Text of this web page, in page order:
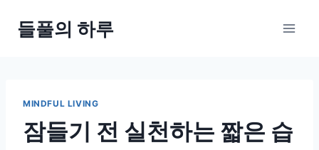
들풀의 하루
MINDFUL LIVING
잠들기 전 실천하는 짧은 습